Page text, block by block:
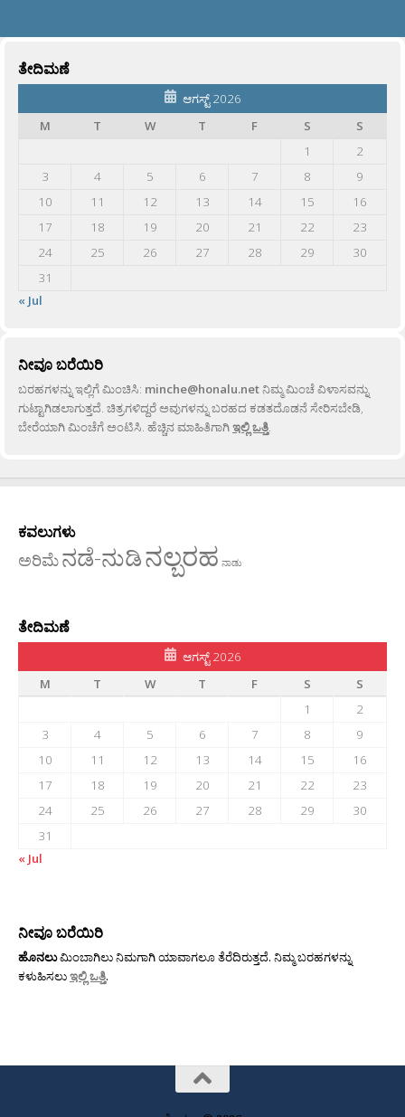
ತೇದಿಮಣೆ
ಆಗಸ್ಟ್ 2026
M
T W T F S
S
1
2
3
4 5 6 7 8
9
10
11 12 13 14 15
16
17
18 19 20 21 22
23
24
25 26 27 28 29
30
31
« Jul
ನೀವೂ ಬರೆಯಿರಿ
ಬರಹಗಳನ್ನು ಇಲ್ಲಿಗೆ ಮಿಂಚಿಸಿ: minche@honalu.netನಿಮ್ಮ ಮಿಂಚೆ ವಿಳಾಸವನ್ನು
ಗುಟ್ಟಾಗಿಡಲಾಗುತ್ತದೆ. ಚಿತ್ರಗಳಿದ್ದರೆ ಅವುಗಳನ್ನು ಬರಹದ ಕಡತದೊಡನೆ ಸೇರಿಸಬೇಡಿ,
ಬೇರೆಯಾಗಿ ಮಿಂಚೆಗೆ ಅಂಟಿಸಿ. ಹೆಚ್ಚಿನ ಮಾಹಿತಿಗಾಗಿಇಲ್ಲಿ ಒತ್ತಿ.
ಕವಲುಗಳು
ಅರಿಮೆನಡೆ-ನುಡಿನಲ್ಬರಹ ನಾಡು
ತೇದಿಮಣೆ
ಆಗಸ್ಟ್ 2026
M
T W T F S
S
1
2
3
4 5 6 7 8
9
10
11 12 13 14 15
16
17
18 19 20 21 22
23
24
25 26 27 28 29
30
31
« Jul
ನೀವೂ ಬರೆಯಿರಿ
ಹೊನಲುಮಿಂಬಾಗಿಲು ನಿಮಗಾಗಿ ಯಾವಾಗಲೂ ತೆರೆದಿರುತ್ತದೆ. ನಿಮ್ಮ ಬರಹಗಳನ್ನು
ಕಳುಹಿಸಲುಇಲ್ಲಿ ಒತ್ತಿ.